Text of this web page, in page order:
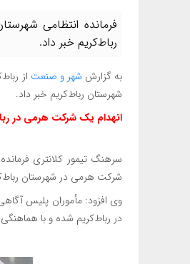
رباط‌کریم خبر داد.
به گزارش شهر و صنعت
شهرستان رباط‌کریم خبر داد.
انهدام یک شرکت هرمی در
سرهنگ تیمور کلانتری
شرکت هرمی در شهرستان
وی افزود: مأموران پلیس
در رباط‌کریم شده و با هماهنگی مقام قضایی در عملیاتی